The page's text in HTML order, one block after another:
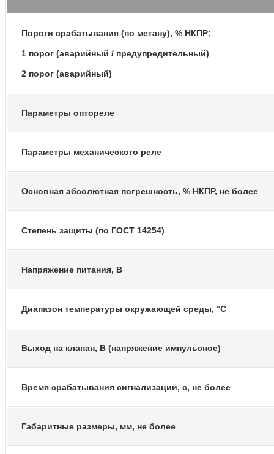
Пороги срабатывания (по метану), % НКПР:
1 порог (аварийный / предупредительный)
2 порог (аварийный)
Параметры оптореле
Параметры механического реле
Основная абсолютная погрешность, % НКПР, не более
Степень защиты (по ГОСТ 14254)
Напряжение питания, В
Диапазон температуры окружающей среды, °С
Выход на клапан, В (напряжение импульсное)
Время срабатывания сигнализации, с, не более
Габаритные размеры, мм, не более